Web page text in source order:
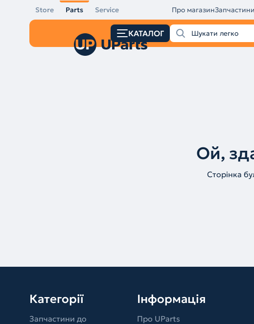
Store Parts Service Про магазин
КАТАЛОГ
Ой,
Сторінка
Категорії
Запчастини до
Інформація
Про UParts